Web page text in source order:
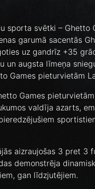
sporta svētki – Ghetto
garumā sacentās
uz gandrīz +35
un augsta līmeņa
Games pieturvietām
Games
valdīja azarts,
aizraujošas 3 pret 3
demonstrēja
gan līdzjutējiem.